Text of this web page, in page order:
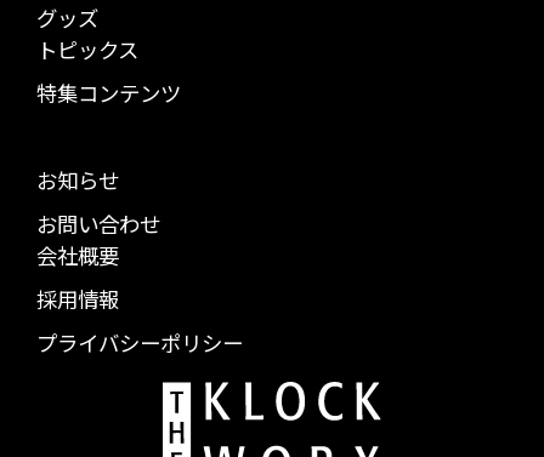
グッズ
トピックス
特集コンテンツ
お知らせ
お問い合わせ
会社概要
採用情報
プライバシーポリシー